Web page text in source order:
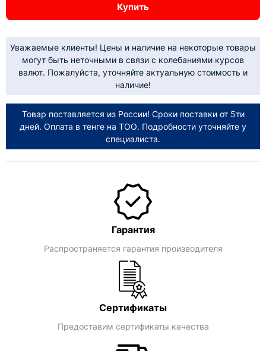
Купить
Уважаемые клиенты! Цены и наличие на некоторые товары
могут быть неточными в связи с колебаниями курсов
валют. Пожалуйста, уточняйте актуальную стоимость и
наличие!
Товар поставляется из России! Сроки поставки от 5ти
дней. Оплата в тенге на ТОО. Подробности уточняйте у
специалиста.
Гарантия
Распространяется гарантия производителя
Сертификаты
Предоставим сертификаты качества